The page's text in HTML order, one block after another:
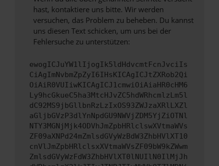
hast, kontaktiere uns bitte. Wir werden
versuchen, das Problem zu beheben. Du kannst
uns diesen Text schicken, um uns bei der
Fehlersuche zu unterstützen:
ewogICJuYW1lIjogIk5ldHdvcmtFcnJvciIs
CiAgImNvbmZpZyI6IHsKICAgICJtZXRob2Qi
OiAiR0VUIiwKICAgICJ1cmwiOiAiaHR0cHM6
Ly9hcGkueC5ha3MtcHJvZC5hdWRhcmlzLm5l
dC92MS9jbGllbnRzLzIxOS93ZWJzaXRlLXZl
aGljbGVzP3dlYnNpdGU9NWVjZDM5YjZiOTNl
NTY3MGNjMjk4ODVhJmZpbHRlclswXVtmaWVs
ZF09aXNPd24mZmlsdGVyWzBdW3ZhbHVlXT10
cnVlJmZpbHRlclsxXVtmaWVsZF09bW9kZWwm
ZmlsdGVyWzFdW3ZhbHVlXT0lNUIlN0IlMjJh